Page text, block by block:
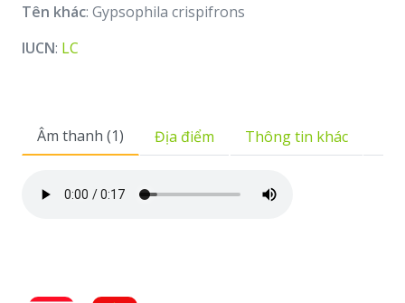
Tên khác: Gypsophila crispifrons
IUCN: LC
Âm thanh (1) Địa điểm Thông tin khác